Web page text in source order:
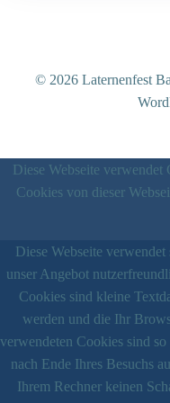
© 2026 Laternenfest
Diese Webseite
Cookies von dieser
Diese Webseite
unser Angebot
Cookies sind kleine
werden und die Ihr
verwendeten Cookies sind
nach Ende Ihres Besuchs
Ihrem Rechner keinen